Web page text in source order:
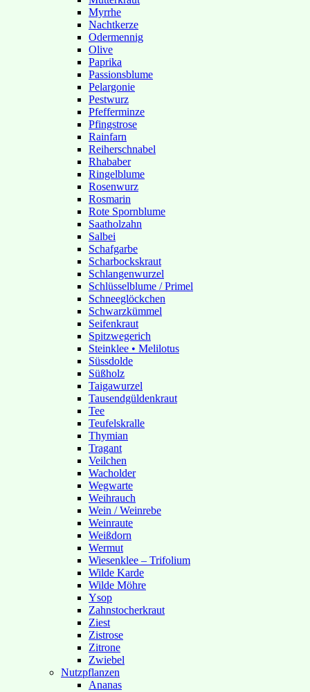
Myrrhe
Nachtkerze
Odermennig
Olive
Paprika
Passionsblume
Pelargonie
Pestwurz
Pfefferminze
Pfingstrose
Rainfarn
Reiherschnabel
Rhababer
Ringelblume
Rosenwurz
Rosmarin
Rote Spornblume
Saatholzahn
Salbei
Schafgarbe
Scharbockskraut
Schlangenwurzel
Schlüsselblume / Primel
Schneeglöckchen
Schwarzkümmel
Seifenkraut
Spitzwegerich
Steinklee • Melilotus
Süssdolde
Süßholz
Taigawurzel
Tausendgüldenkraut
Tee
Teufelskralle
Thymian
Tragant
Veilchen
Wacholder
Wegwarte
Weihrauch
Wein / Weinrebe
Weinraute
Weißdorn
Wermut
Wiesenklee – Trifolium
Wilde Karde
Wilde Möhre
Ysop
Zahnstocherkraut
Ziest
Zistrose
Zitrone
Zwiebel
Nutzpflanzen
Ananas